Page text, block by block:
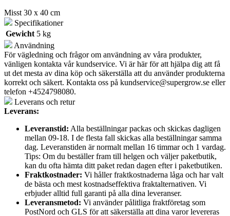
Misst 30 x 40 cm
Specifikationer
Gewicht 5 kg
Användning
För vägledning och frågor om användning av våra produkter,
vänligen kontakta vår kundservice. Vi är här för att hjälpa dig att få
ut det mesta av dina köp och säkerställa att du använder produkterna
korrekt och säkert. Kontakta oss på kundservice@supergrow.se eller
telefon +4524798080.
Leverans och retur
Leverans:
Leveranstid: Alla beställningar packas och skickas dagligen
mellan 09-18. I de flesta fall skickas alla beställningar samma
dag. Leveranstiden är normalt mellan 16 timmar och 1 vardag.
Tips: Om du beställer fram till helgen och väljer paketbutik,
kan du ofta hämta ditt paket redan dagen efter i paketbutiken.
Fraktkostnader: Vi håller fraktkostnaderna låga och har valt
de bästa och mest kostnadseffektiva fraktalternativen. Vi
erbjuder alltid full garanti på alla dina leveranser.
Leveransmetod: Vi använder pålitliga fraktföretag som
PostNord och GLS för att säkerställa att dina varor levereras